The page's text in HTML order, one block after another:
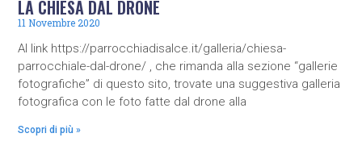
LA CHIESA DAL DRONE
11 Novembre 2020
Al link https://parrocchiadisalce.it/galleria/chiesa-
parrocchiale-dal-drone/ , che rimanda alla sezione “gallerie
fotografiche” di questo sito, trovate una suggestiva galleria
fotografica con le foto fatte dal drone alla
Scopri di più »